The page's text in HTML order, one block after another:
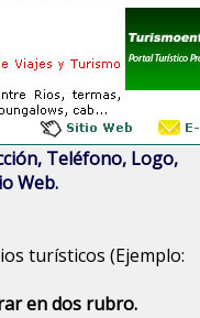
Teléfono, Logo,
Web.
turísticos (Ejemplo:
en dos rubro.